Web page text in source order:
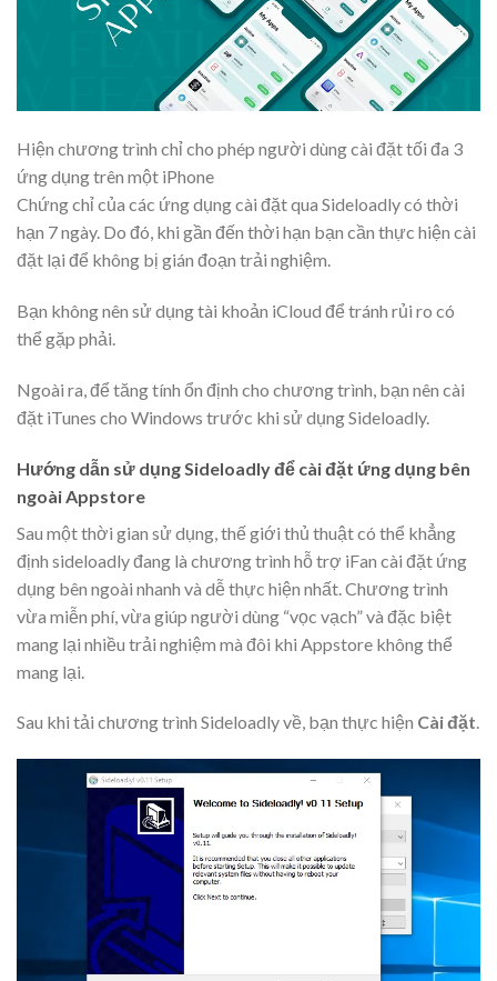
Hiện chương trình chỉ cho phép người dùng cài đặt tối đa 3
ứng dụng trên một iPhone
Chứng chỉ của các ứng dụng cài đặt qua Sideloadly có thời
hạn 7 ngày. Do đó, khi gần đến thời hạn bạn cần thực hiện cài
đặt lại để không bị gián đoạn trải nghiệm.
Bạn không nên sử dụng tài khoản iCloud để tránh rủi ro có
thể gặp phải.
Ngoài ra, để tăng tính ổn định cho chương trình, bạn nên cài
đặt iTunes cho Windows trước khi sử dụng Sideloadly.
Hướng dẫn sử dụng Sideloadly để cài đặt ứng dụng bên
ngoài Appstore
Sau một thời gian sử dụng, thế giới thủ thuật có thể khẳng
định sideloadly đang là chương trình hỗ trợ iFan cài đặt ứng
dụng bên ngoài nhanh và dễ thực hiện nhất. Chương trình
vừa miễn phí, vừa giúp người dùng “vọc vạch” và đặc biệt
mang lại nhiều trải nghiệm mà đôi khi Appstore không thể
mang lại.
Sau khi tải chương trình Sideloadly về, bạn thực hiện Cài đặt.